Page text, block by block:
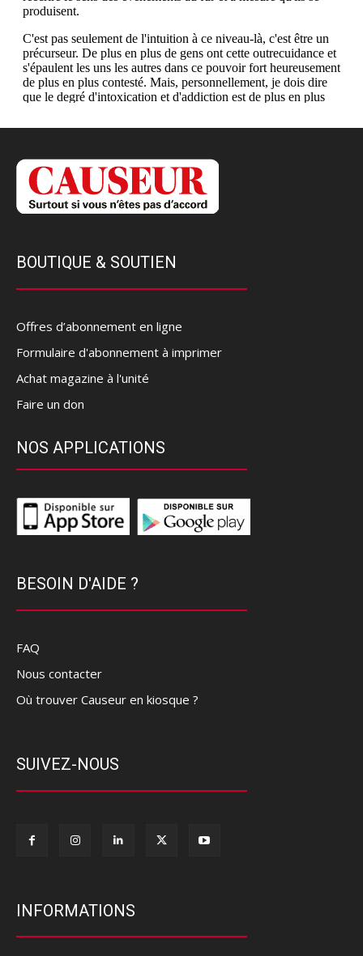
BOUTIQUE & SOUTIEN
Offres d’abonnement en ligne
Formulaire d'abonnement à imprimer
Achat magazine à l'unité
Faire un don
NOS APPLICATIONS
BESOIN D'AIDE ?
FAQ
Nous contacter
Où trouver Causeur en kiosque ?
SUIVEZ-NOUS
INFORMATIONS